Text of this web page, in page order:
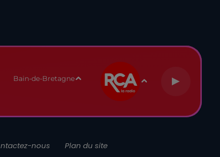
Bain-de-Bretagne
nous Plan du site